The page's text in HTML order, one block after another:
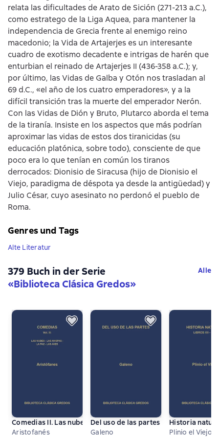
relata las dificultades de Arato de Sición (271-213 a.C.),
como estratego de la Liga Aquea, para mantener la
independencia de Grecia frente al enemigo reino
macedonio; la Vida de Artajerjes es un interesante
cuadro de exotismo decadente e intrigas de harén que
enturbian el reinado de Artajerjes II (436-358 a.C.); y,
por último, las Vidas de Galba y Otón nos trasladan al
69 d.C., «el año de los cuatro emperadores», y a la
difícil transición tras la muerte del emperador Nerón.
Con las Vidas de Dión y Bruto, Plutarco aborda el tema
de la tiranía. Insiste en los aspectos que más podrían
aproximar las vidas de estos dos tiranicidas (su
educación platónica, sobre todo), consciente de que
poco era lo que tenían en común los tiranos
derrocados: Dionisio de Siracusa (hijo de Dionisio el
Viejo, paradigma de déspota ya desde la antigüedad) y
Julio César, cuyo asesinato no perdonó el pueblo de
Roma.
Genres und Tags
Alte Literatur
379 Buch in der Serie
«Biblioteca Clásica Gredos»
Alle
Comedias II. Las nubes - Las avispas - La paz - Las aves
Aristofanés
Del uso de las partes
Galeno
Historia
Plinio el Viejo